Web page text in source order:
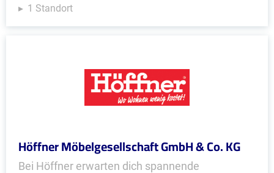
1 Standort
Höffner Möbelgesellschaft GmbH & Co. KG
Bei Höffner erwarten dich spannende